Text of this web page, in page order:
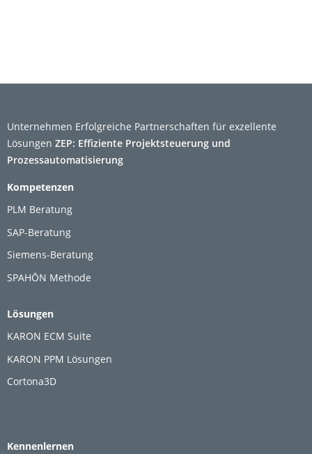
Unternehmen Erfolgreiche Partnerschaften für exzellente
Lösungen ZEP: Effiziente Projektsteuerung und
Prozessautomatisierung
Kompetenzen
PLM Beratung
SAP-Beratung
Siemens-Beratung
SPAHŌN Methode
Lösungen
KARON ECM Suite
KARON PPM Lösungen
Cortona3D
Kennenlernen